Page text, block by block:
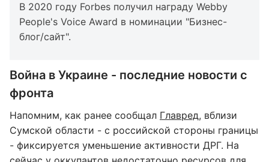
В 2020 году Forbes получил награду Webby
People's Voice Award в номинации "Бизнес-
блог/сайт".
Война в Украине - последние новости с
фронта
Напомним, как ранее сообщал Главред, вблизи
Сумской области - с российской стороны границы
- фиксируется уменьшение активности ДРГ. На